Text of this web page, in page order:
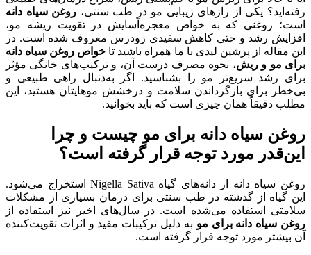
رفته‌اید؟ یکی از رازهای زیبایی مو در طب سنتی، روغن سیاه دانه
است؛ روغنی که به خواص معجزه‌آسایش در تقویت ریشه مو،
افزایش رشد و حتی کاهش سفیدی زودرس معروف شده است. در
این مقاله از پرشین لیدی با ما همراه باشید تا خواص روغن سیاه دانه
برای مو و ریش، نحوه مصرف درست آن، و ترکیب‌های خانگی مؤثر
برای رشد سریع‌تر مو را بشناسید. اگر به‌دنبال راهی طبیعی و
بی‌خطر برای بازگرداندن سلامت و درخشش موهایتان هستید، این
مطلب دقیقاً همان چیزی است که باید بخوانید.
روغن سیاه دانه برای مو چیست و چرا
این‌قدر مورد توجه قرار گرفته است؟
روغن سیاه دانه از دانه‌های گیاه Nigella Sativa استخراج می‌شود.
این گیاه از گذشته در طب سنتی برای درمان بسیاری از مشکلات
سلامتی استفاده می‌شده است. در سال‌های اخیر نیز استفاده از
روغن سیاه دانه برای مو به دلیل ترکیبات مفید و اثرات تقویت‌کننده
آن بیشتر مورد توجه قرار گرفته است.